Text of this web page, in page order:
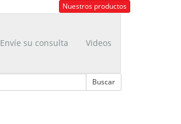
Nuestros productos
Envíe su consulta Videos